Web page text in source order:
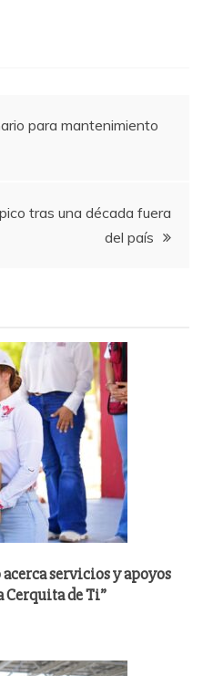
para mantenimiento
tras una década fuera
del país
servicios y apoyos
Cerquita de Ti”